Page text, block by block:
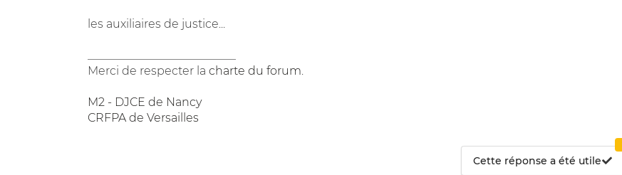
les auxiliaires de justice...
Merci de respecter la charte du forum
M2 - DJCE de Nancy
CRFPA de Versailles
Cette réponse a été utile